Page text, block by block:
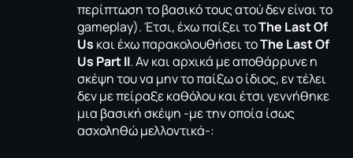
περίπτωση το βασικό τους ατού δεν είναι το
gameplay). Έτσι, έχω παίξει τοThe Last Of
Us και έχω παρακολουθήσει τοThe Last Of
Us Part II. Αν και αρχικά με αποθάρρυνε η
σκέψη του να μην το παίξω ο ίδιος, εν τέλει
δεν με πείραξε καθόλου και έτσι γεννήθηκε
μια βασική σκέψη -με την οποία ίσως
ασχοληθώ μελλοντικά-: